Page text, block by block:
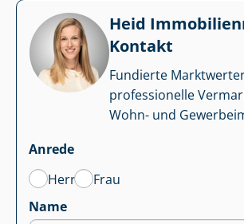
Heid
Kontakt
Fundierte
professionelle
Wohn- und
Anrede
Herr
Frau
Name